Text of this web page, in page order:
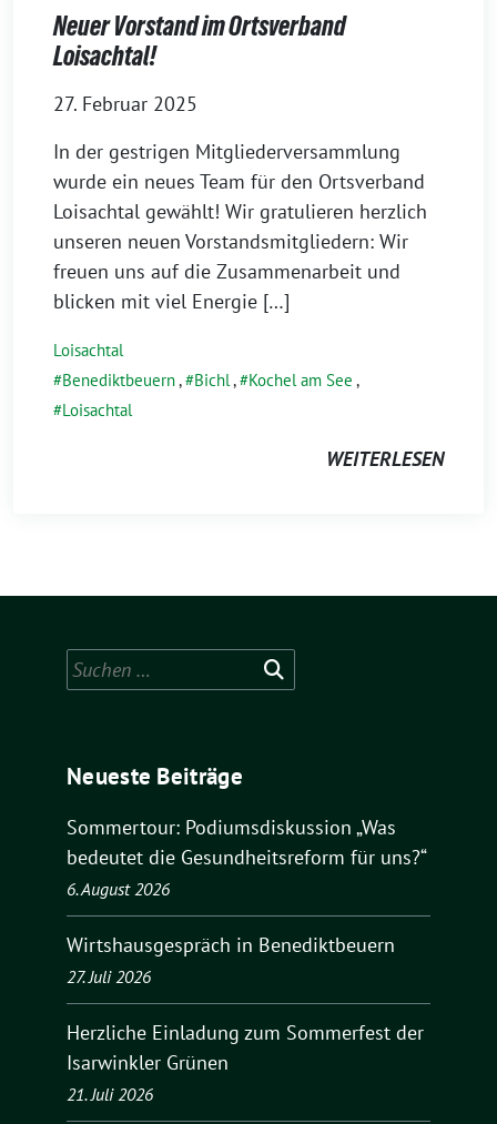
Neuer Vorstand im Ortsverband
Loisachtal!
27. Februar 2025
In der gestrigen Mitgliederversammlung
wurde ein neues Team für den Ortsverband
Loisachtal gewählt! Wir gratulieren herzlich
unseren neuen Vorstandsmitgliedern: Wir
freuen uns auf die Zusammenarbeit und
blicken mit viel Energie […]
Loisachtal
Benediktbeuern, Bichl, Kochel am See ,
Loisachtal
WEITERLESEN
Suchen
nach:
Neueste Beiträge
Sommertour: Podiumsdiskussion „Was
bedeutet die Gesundheitsreform für uns?“
6. August 2026
Wirtshausgespräch in Benediktbeuern
27. Juli 2026
Herzliche Einladung zum Sommerfest der
Isarwinkler Grünen
21. Juli 2026